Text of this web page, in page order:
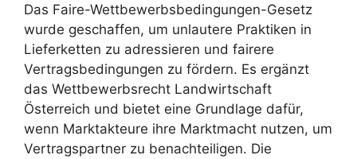
Das Faire-Wettbewerbsbedingungen-Gesetz
wurde geschaffen, um unlautere Praktiken in
Lieferketten zu adressieren und fairere
Vertragsbedingungen zu fördern. Es ergänzt
das Wettbewerbsrecht Landwirtschaft
Österreich und bietet eine Grundlage dafür,
wenn Marktakteure ihre Marktmacht nutzen, um
Vertragspartner zu benachteiligen. Die